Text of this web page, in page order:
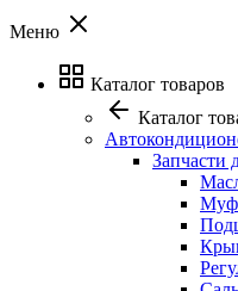
Меню
Каталог товаров
Каталог
Запчасти